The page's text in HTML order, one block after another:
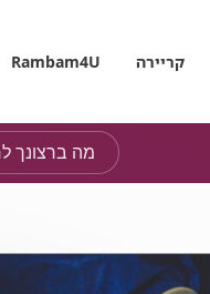
קריירה Rambam4U
בחירת
שים
לב,
בבחירת
לאתר
בשפה
מה
ברצונך
לחפש?